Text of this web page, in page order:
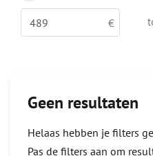
Geen resultaten
Helaas hebben je filters
Pas de filters aan om